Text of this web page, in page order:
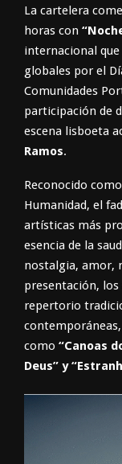
La cartelera
horas con
internacional
globales por el
Comunidades
participación de
escena lisboeta
Ramos.
Reconocido
Humanidad, el
artísticas más
esencia de la
nostalgia, amor,
presentación,
repertorio
como “Canoas
Deus” y